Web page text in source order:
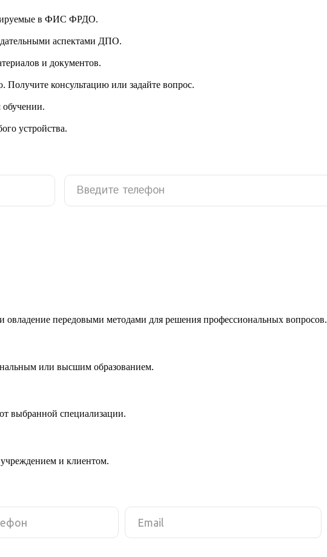
в ФИС ФРДО.
аспектами ДПО.
и документов.
консультацию или задайте вопрос.
устройства.
передовыми методами для решения профессиональных вопросов.
или высшим образованием.
выбранной специализации.
и клиентом.